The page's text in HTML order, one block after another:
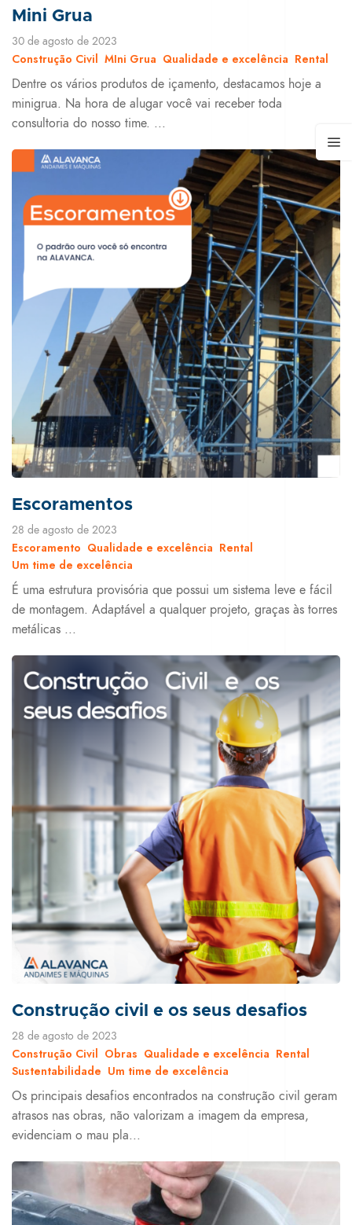
Mini Grua
30 de agosto de 2023
Construção Civil MIni Grua Qualidade e excelência Rental
Dentre os vários produtos de içamento, destacamos hoje a
minigrua. Na hora de alugar você vai receber toda
consultoria do nosso time. ...
Escoramentos
28 de agosto de 2023
Escoramento Qualidade e excelência Rental
Um time de excelência
É uma estrutura provisória que possui um sistema leve e fácil
de montagem. Adaptável a qualquer projeto, graças às torres
metálicas ...
Construção civil e os seus desafios
28 de agosto de 2023
Construção Civil Obras Qualidade e excelência Rental
Sustentabilidade Um time de excelência
Os principais desafios encontrados na construção civil geram
atrasos nas obras, não valorizam a imagem da empresa,
evidenciam o mau pla...